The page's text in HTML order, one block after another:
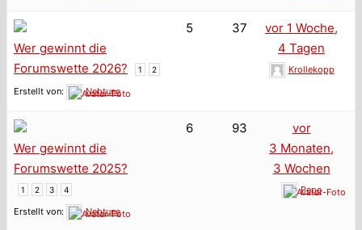
Wer gewinnt die
Forumswette 2026?
1 2
Erstellt von: Nebtune
5 37
vor 1 Woche,
4 Tagen
Krollekopp
Wer gewinnt die
Forumswette 2025?
1 2 3 4
Erstellt von: Nebtune
6 93
vor
3 Monaten,
3 Wochen
Pepe